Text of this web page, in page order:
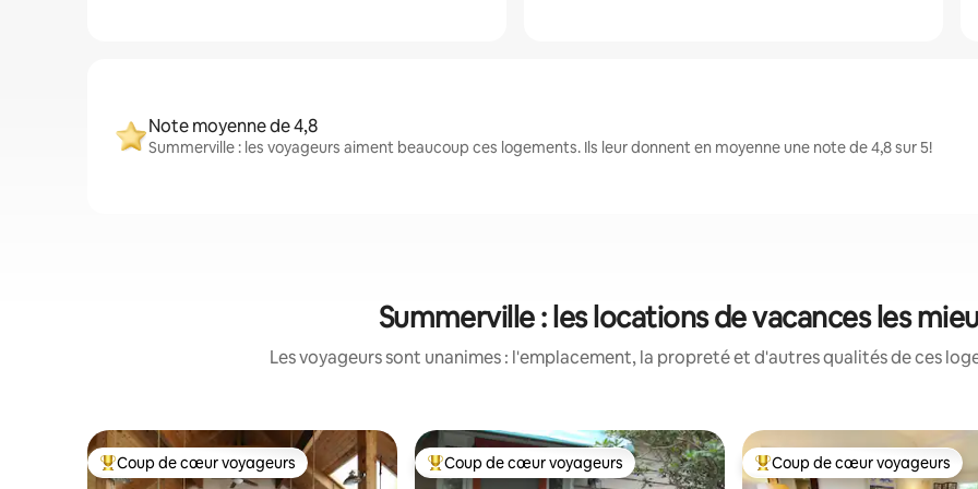
Note moyenne de 4,8
Summerville : les voyageurs aiment beaucoup ces logements. Ils leur donnent en moyenne une note de 4,8 sur 5!
Summerville : les locations de vacances les
Les voyageurs sont unanimes : l'emplacement, la propreté et d'autres qualités de ces
Coup de cœur voyageurs parmi les plus aimés
Coup de cœur voyageurs Coup de cœur voyageurs parmi les plus aimés
Coup de cœur voyageurs Coup de cœur voyageurs
Coup de cœur voyageurs